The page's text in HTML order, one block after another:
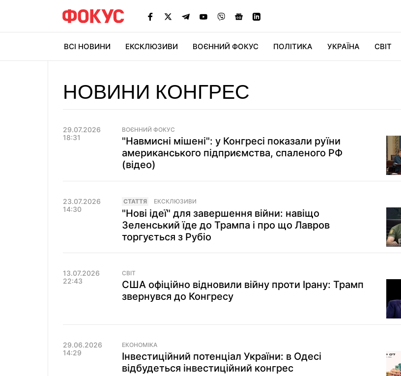
ВСІ НОВИНИ ЕКСКЛЮЗИВИ ВОЄННИЙ ФОКУС ПОЛІТИКА УКРАЇНА СВІТ
НОВИНИ КОНГРЕС
29.07.2026
18:31
ВОЄННИЙ ФОКУС
"Навмисні мішені": у Конгресі показали руїни
американського підприємства, спаленого РФ
(відео)
23.07.2026
14:30
СТАТТЯ ЕКСКЛЮЗИВИ
"Нові ідеї" для завершення війни: навіщо
Зеленський їде до Трампа і про що Лавров
торгується з Рубіо
13.07.2026
22:43
СВІТ
США офіційно відновили війну проти Ірану: Трамп
звернувся до Конгресу
29.06.2026
14:29
ЕКОНОМІКА
Інвестиційний потенціал України: в Одесі
відбудеться інвестиційний конгрес